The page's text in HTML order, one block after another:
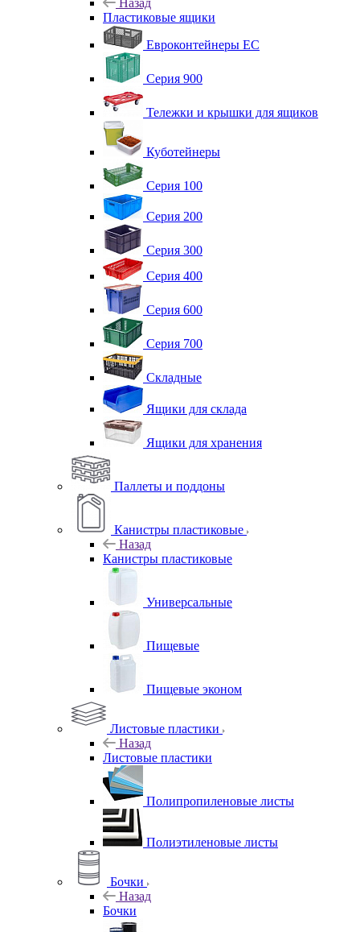
Назад
Пластиковые ящики
Евроконтейнеры ЕС
Серия 900
Тележки и крышки для ящиков
Куботейнеры
Серия 100
Серия 200
Серия 300
Серия 400
Серия 600
Серия 700
Складные
Ящики для склада
Ящики для хранения
Паллеты и поддоны
Канистры пластиковые
Назад
Канистры пластиковые
Универсальные
Пищевые
Пищевые эконом
Листовые пластики
Назад
Листовые пластики
Полипропиленовые листы
Полиэтиленовые листы
Бочки
Назад
Бочки